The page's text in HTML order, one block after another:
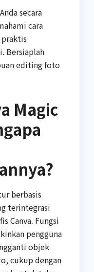
secara
cara
Bersiaplah
editing foto
Magic
berbasis
terintegrasi
Canva. Fungsi
pengguna
objek
cukup dengan